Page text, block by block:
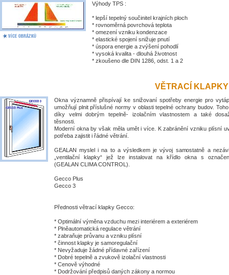
Výhody TPS :
* lepší tepelný součinitel krajních ploch
* rovnoměrná povrchová teplota
* omezení vzniku kondenzace
* elastické spojení snižuje pnutí
* úspora energie a zvýšení pohodlí
* vysoká kvalita - dlouhá životnost
* zkoušeno dle DIN 1286, odst. 1 a 2
VĚTRACÍ
Okna významně přispívají ke snižovaní spotřeby energie pro
umožňují plnit příslušné normy v oblasti tepelné ochrany budov.
díky velmi dobrým tepelně- izolačním vlastnostem a také
těsnosti.
Moderní okna by však měla umět i více. K zabránění vzniku plísní
potřeba zajistit i řádné větrání.
GEALAN myslel i na to a výsledkem je vývoj samostatně a
„ventilační klapky“ jež lze instalovat na křídlo okna s
(GEALAN CLIMA CONTROL).
Gecco Plus
Gecco 3
Přednosti větrací klapky Gecco:
* Optimální výměna vzduchu mezi interiérem a exteriérem
* Plněautomatická regulace větrání
* zabraňuje průvanu a vzniku plísní
* činnost klapky je samoregulační
* Nevyžaduje žádné přídavné zařízení
* Dobré tepelně a zvukově izolační vlastnosti
* Cenově výhodné
* Dodržování předpisů daných zákony a normou